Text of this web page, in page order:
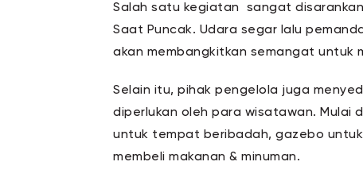
Salah satu kegiatan sangat
Saat Puncak. Udara segar lalu
akan membangkitkan semangat untuk
Selain itu, pihak pengelola juga
diperlukan oleh para wisatawan. Mulai
untuk tempat beribadah, gazebo
membeli makanan & minuman.